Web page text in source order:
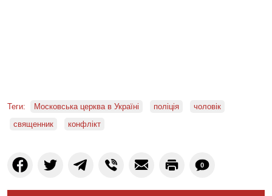
Теги: Московська церква в Україні поліція
чоловік
священник
конфлікт
0